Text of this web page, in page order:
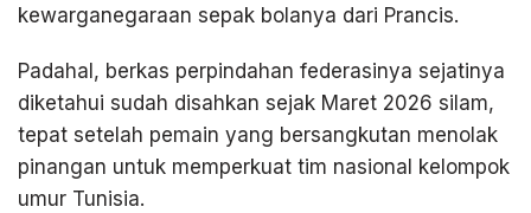
kewarganegaraan sepak bolanya dari Prancis.
Padahal, berkas perpindahan federasinya sejatinya
diketahui sudah disahkan sejak Maret 2026 silam,
tepat setelah pemain yang bersangkutan menolak
pinangan untuk memperkuat tim nasional kelompok
umur Tunisia.